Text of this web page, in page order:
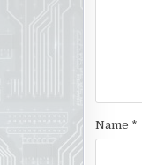
Name *